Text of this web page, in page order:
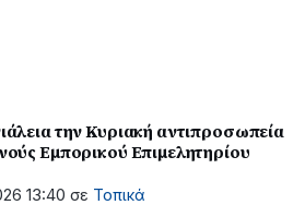
την Κυριακή αντιπροσωπεία
Εμπορικού Επιμελητηρίου
13:40 σε Τοπικά